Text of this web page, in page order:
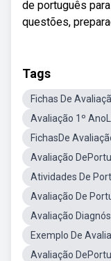
de português
questões,
Tags
Fichas De
Avaliação 1º
FichasDe
Avaliação
Atividades De
Avaliação De
Avaliação
Exemplo De
Avaliação